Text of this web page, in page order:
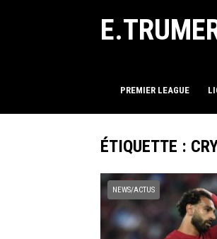
PREMIER LEAGUE
ÉTIQUETTE :
NEWS/ACTUS